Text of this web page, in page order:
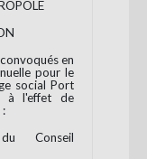
en
pour le
social Port
à l'effet de
:
Conseil